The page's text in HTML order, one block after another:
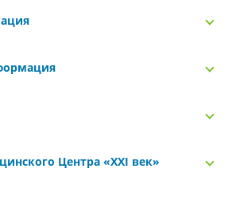
Центра «‎XXI век»